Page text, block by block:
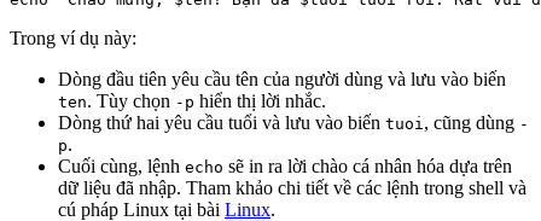
Trong ví dụ này:
Dòng đầu tiên yêu cầu tên của người dùng và lưu vào biến
ten. Tùy chọn -p hiển thị lời nhắc.
Dòng thứ hai yêu cầu tuổi và lưu vào biến tuoi , cũng dùng -
p.
Cuối cùng, lệnh echo sẽ in ra lời chào cá nhân hóa dựa trên
dữ liệu đã nhập. Tham khảo chi tiết về các lệnh trong shell và
cú pháp Linux tại bài Linux.